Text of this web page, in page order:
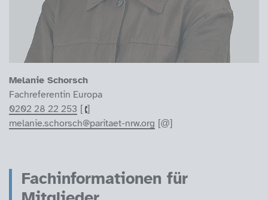
Melanie Schorsch
Fachreferentin Europa
0202 28 22 253
melanie.schorsch@paritaet-nrw.org
Fachinformationen für